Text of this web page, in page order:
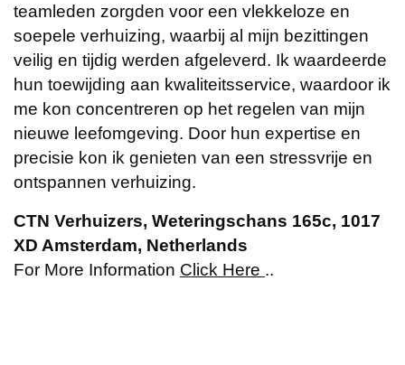
teamleden zorgden voor een vlekkeloze en
soepele verhuizing, waarbij al mijn bezittingen
veilig en tijdig werden afgeleverd. Ik waardeerde
hun toewijding aan kwaliteitsservice, waardoor ik
me kon concentreren op het regelen van mijn
nieuwe leefomgeving. Door hun expertise en
precisie kon ik genieten van een stressvrije en
ontspannen verhuizing.
CTN Verhuizers, Weteringschans 165c, 1017
XD Amsterdam, Netherlands
For More Information Click Here ..